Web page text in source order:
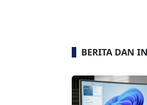
BERITA DAN